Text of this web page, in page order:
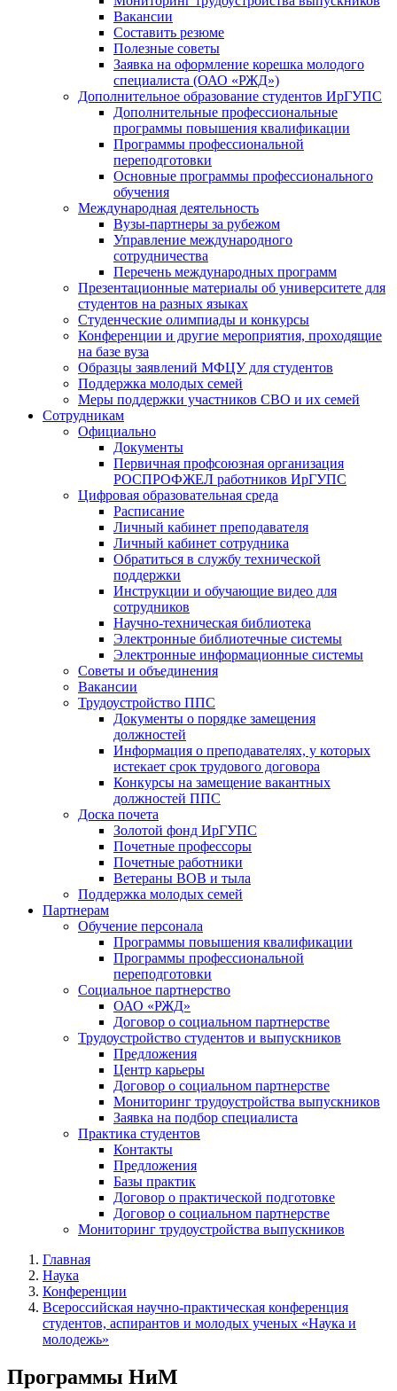
Вакансии
Составить резюме
Полезные советы
Заявка на оформление корешка молодого
специалиста (ОАО «РЖД»)
Дополнительное образование студентов ИрГУПС
Дополнительные профессиональные
программы повышения квалификации
Программы профессиональной
переподготовки
Основные программы профессионального
обучения
Международная деятельность
Вузы-партнеры за рубежом
Управление международного
сотрудничества
Перечень международных программ
Презентационные материалы об университете для
студентов на разных языках
Студенческие олимпиады и конкурсы
Конференции и другие мероприятия, проходящие
на базе вуза
Образцы заявлений МФЦУ для студентов
Поддержка молодых семей
Меры поддержки участников СВО и их семей
Сотрудникам
Официально
Документы
Первичная профсоюзная организация
РОСПРОФЖЕЛ работников ИрГУПС
Цифровая образовательная среда
Расписание
Личный кабинет преподавателя
Личный кабинет сотрудника
Обратиться в службу технической
поддержки
Инструкции и обучающие видео для
сотрудников
Научно-техническая библиотека
Электронные библиотечные системы
Электронные информационные системы
Советы и объединения
Вакансии
Трудоустройство ППС
Документы о порядке замещения
должностей
Информация о преподавателях, у которых
истекает срок трудового договора
Конкурсы на замещение вакантных
должностей ППС
Доска почета
Золотой фонд ИрГУПС
Почетные профессоры
Почетные работники
Ветераны ВОВ и тыла
Поддержка молодых семей
Партнерам
Обучение персонала
Программы повышения квалификации
Программы профессиональной
переподготовки
Социальное партнерство
ОАО «РЖД»
Договор о социальном партнерстве
Трудоустройство студентов и выпускников
Предложения
Центр карьеры
Договор о социальном партнерстве
Мониторинг трудоустройства выпускников
Заявка на подбор специалиста
Практика студентов
Контакты
Предложения
Базы практик
Договор о практической подготовке
Договор о социальном партнерстве
Мониторинг трудоустройства выпускников
Главная
Наука
Конференции
Всероссийская научно-практическая конференция
студентов, аспирантов и молодых ученых «Наука и
молодежь»
Программы НиМ